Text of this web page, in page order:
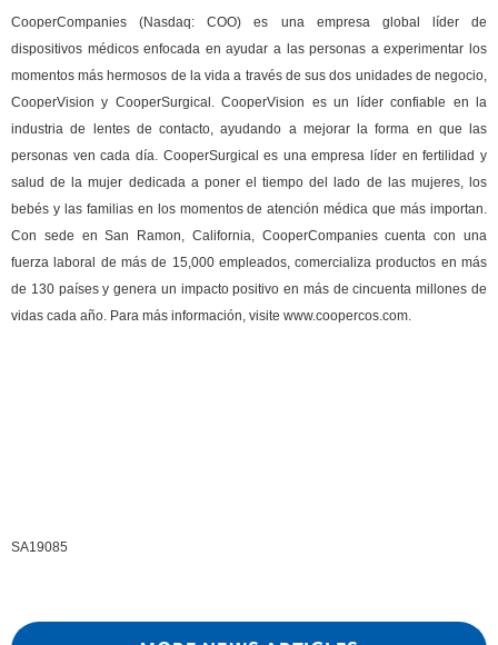
CooperCompanies (Nasdaq: COO) es una empresa global líder de
dispositivos médicos enfocada en ayudar a las personas a experimentar los
momentos más hermosos de la vida a través de sus dos unidades de negocio,
CooperVision y CooperSurgical. CooperVision es un líder confiable en la
industria de lentes de contacto, ayudando a mejorar la forma en que las
personas ven cada día. CooperSurgical es una empresa líder en fertilidad y
salud de la mujer dedicada a poner el tiempo del lado de las mujeres, los
bebés y las familias en los momentos de atención médica que más importan.
Con sede en San Ramon, California, CooperCompanies cuenta con una
fuerza laboral de más de 15,000 empleados, comercializa productos en más
de 130 países y genera un impacto positivo en más de cincuenta millones de
vidas cada año. Para más información, visite www.coopercos.com.
SA19085